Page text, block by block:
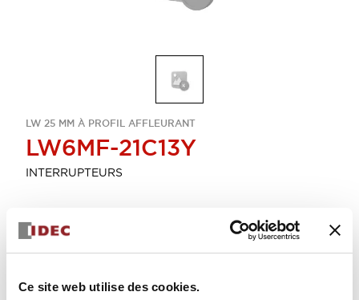
Ce site web utilise des cookies.
LW 25 MM À PROFIL AFFLEURANT
LW6MF-21C13Y
INTERRUPTEURS
Sélectionner la quantité